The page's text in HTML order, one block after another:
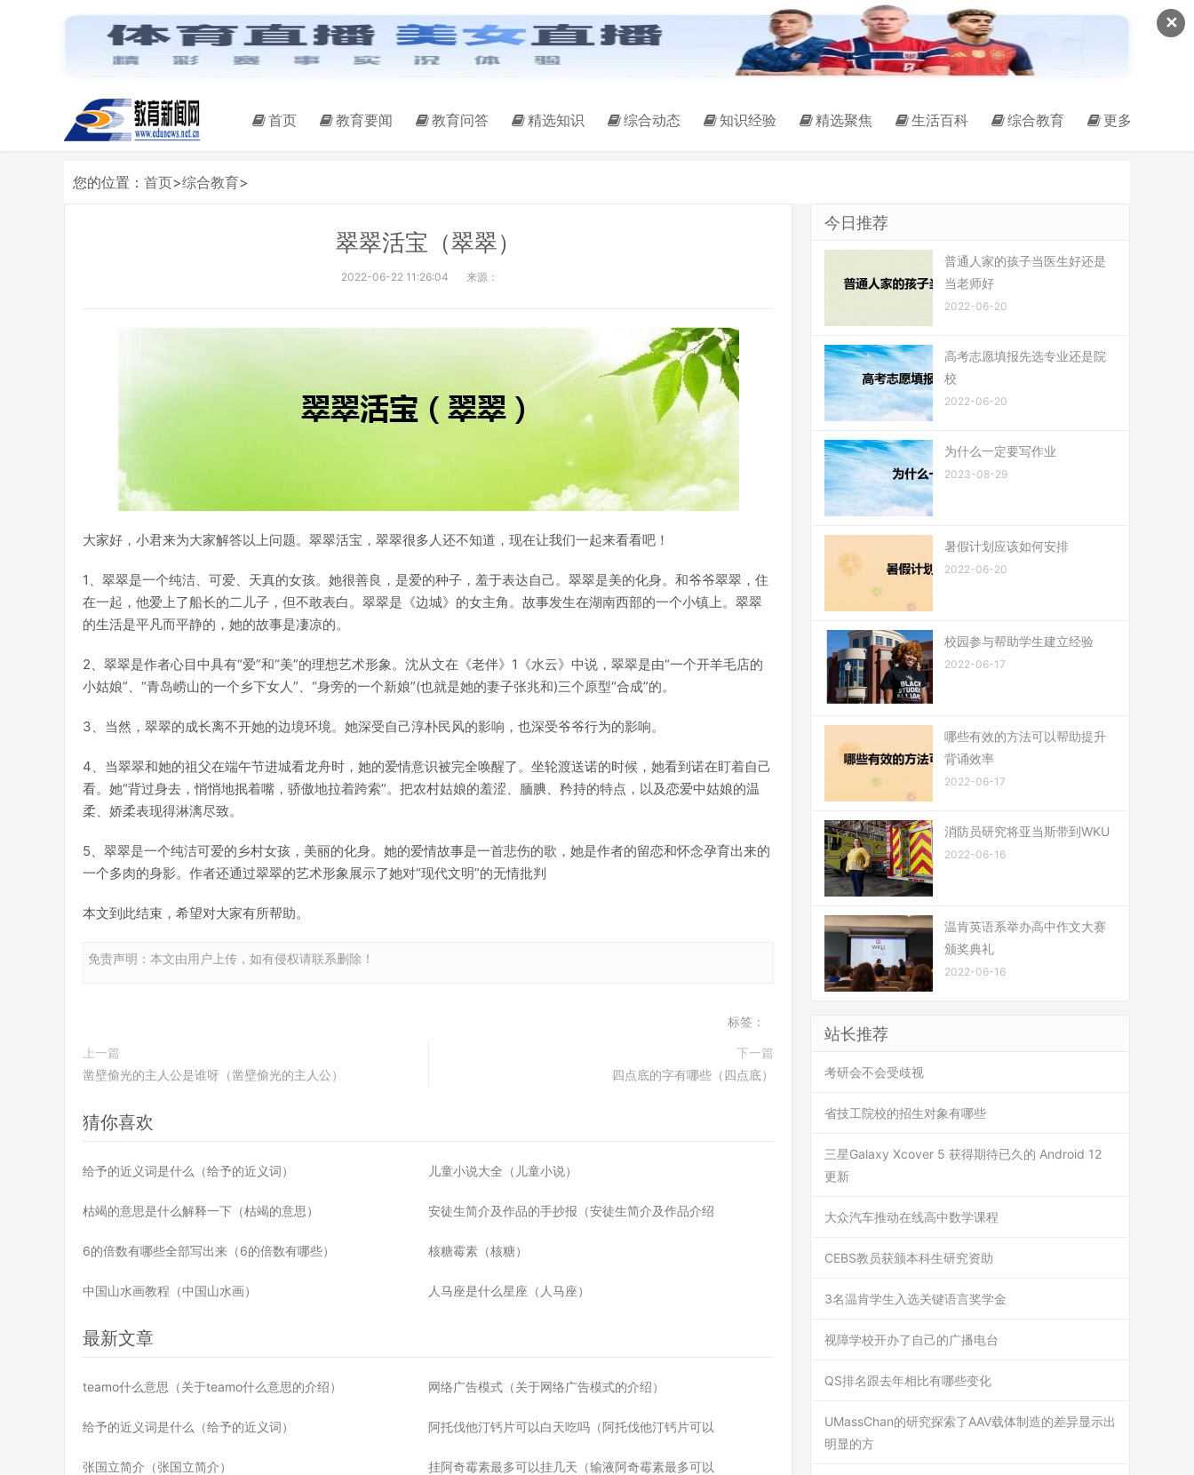
✕
首页 教育要闻 教育问答 精选知识 综合动态 知识经验 精选聚焦 生活百科 综合教育 更多
您的位置： 首页>综合教育>
翠翠活宝（翠翠）
2022-06-22 11:26:04 来源：
大家好，小君来为大家解答以上问题。翠翠活宝，翠翠很多人还不知道，现在让我们一起来看看吧！
1、翠翠是一个纯洁、可爱、天真的女孩。她很善良，是爱的种子，羞于表达自己。翠翠是美的化身。和爷爷翠翠，住
在一起，他爱上了船长的二儿子，但不敢表白。翠翠是《边城》的女主角。故事发生在湖南西部的一个小镇上。翠翠
的生活是平凡而平静的，她的故事是凄凉的。
2、翠翠是作者心目中具有“爱”和“美”的理想艺术形象。沈从文在《老伴》1《水云》中说，翠翠是由“一个开羊毛店的
小姑娘”、“青岛崂山的一个乡下女人”、“身旁的一个新娘”(也就是她的妻子张兆和)三个原型“合成”的。
3、当然，翠翠的成长离不开她的边境环境。她深受自己淳朴民风的影响，也深受爷爷行为的影响。
4、当翠翠和她的祖父在端午节进城看龙舟时，她的爱情意识被完全唤醒了。坐轮渡送诺的时候，她看到诺在盯着自己
看。她“背过身去，悄悄地抿着嘴，骄傲地拉着跨索”。把农村姑娘的羞涩、腼腆、矜持的特点，以及恋爱中姑娘的温
柔、娇柔表现得淋漓尽致。
5、翠翠是一个纯洁可爱的乡村女孩，美丽的化身。她的爱情故事是一首悲伤的歌，她是作者的留恋和怀念孕育出来的
一个多肉的身影。作者还通过翠翠的艺术形象展示了她对“现代文明”的无情批判
本文到此结束，希望对大家有所帮助。
免责声明：本文由用户上传，如有侵权请联系删除！
标签：
上一篇
凿壁偷光的主人公是谁呀（凿壁偷光的主人公）
下一篇
四点底的字有哪些（四点底）
猜你喜欢
给予的近义词是什么（给予的近义词） 儿童小说大全（儿童小说）
枯竭的意思是什么解释一下（枯竭的意思） 安徒生简介及作品的手抄报（安徒生简介及作品介绍
6的倍数有哪些全部写出来（6的倍数有哪些） 核糖霉素（核糖）
中国山水画教程（中国山水画） 人马座是什么星座（人马座）
最新文章
teamo什么意思（关于teamo什么意思的介绍） 网络广告模式（关于网络广告模式的介绍）
给予的近义词是什么（给予的近义词） 阿托伐他汀钙片可以白天吃吗（阿托伐他汀钙片可以
张国立简介（张国立简介） 挂阿奇霉素最多可以挂几天（输液阿奇霉素最多可以
今日推荐
普通人家的孩子当医生好还是
当老师好
2022-06-20
高考志愿填报先选专业还是院
校
2022-06-20
为什么一定要写作业
2023-08-29
暑假计划应该如何安排
2022-06-20
校园参与帮助学生建立经验
2022-06-17
哪些有效的方法可以帮助提升
背诵效率
2022-06-17
消防员研究将亚当斯带到WKU
2022-06-16
温肯英语系举办高中作文大赛
颁奖典礼
2022-06-16
站长推荐
考研会不会受歧视
省技工院校的招生对象有哪些
三星Galaxy Xcover 5 获得期待已久的 Android 12
更新
大众汽车推动在线高中数学课程
CEBS教员获颁本科生研究资助
3名温肯学生入选关键语言奖学金
视障学校开办了自己的广播电台
QS排名跟去年相比有哪些变化
UMassChan的研究探索了AAV载体制造的差异显示出
明显的方